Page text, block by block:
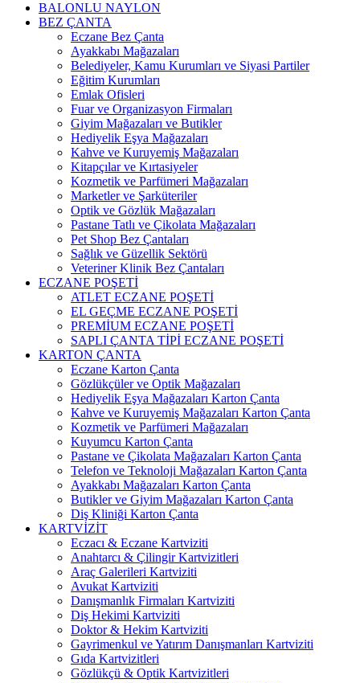
BALONLU NAYLON
BEZ ÇANTA
Eczane Bez Çanta
Ayakkabı Mağazaları
Belediyeler, Kamu Kurumları ve Siyasi Partiler
Eğitim Kurumları
Emlak Ofisleri
Fuar ve Organizasyon Firmaları
Giyim Mağazaları ve Butikler
Hediyelik Eşya Mağazaları
Kahve ve Kuruyemiş Mağazaları
Kitapçılar ve Kırtasiyeler
Kozmetik ve Parfümeri Mağazaları
Marketler ve Şarküteriler
Optik ve Gözlük Mağazaları
Pastane Tatlı ve Çikolata Mağazaları
Pet Shop Bez Çantaları
Sağlık ve Güzellik Sektörü
Veteriner Klinik Bez Çantaları
ECZANE POŞETİ
ATLET ECZANE POŞETİ
EL GEÇME ECZANE POŞETİ
PREMİUM ECZANE POŞETİ
SAPLI ÇANTA TİPİ ECZANE POŞETİ
KARTON ÇANTA
Eczane Karton Çanta
Gözlükçüler ve Optik Mağazaları
Hediyelik Eşya Mağazaları Karton Çanta
Kahve ve Kuruyemiş Mağazaları Karton Çanta
Kozmetik ve Parfümeri Mağazaları
Kuyumcu Karton Çanta
Pastane ve Çikolata Mağazaları Karton Çanta
Telefon ve Teknoloji Mağazaları Karton Çanta
Ayakkabı Mağazaları Karton Çanta
Butikler ve Giyim Mağazaları Karton Çanta
Diş Kliniği Karton Çanta
KARTVİZİT
Eczacı & Eczane Kartviziti
Anahtarcı & Çilingir Kartvizitleri
Araç Galerileri Kartviziti
Avukat Kartviziti
Danışmanlık Firmaları Kartviziti
Diş Hekimi Kartviziti
Doktor & Hekim Kartviziti
Gayrimenkul ve Yatırım Danışmanları Kartviziti
Gıda Kartvizitleri
Gözlükçü & Optik Kartvizitleri